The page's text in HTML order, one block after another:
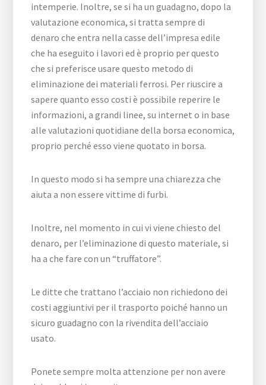
intemperie. Inoltre, se si ha un guadagno, dopo la
valutazione economica, si tratta sempre di
denaro che entra nella casse dell’impresa edile
che ha eseguito i lavori ed è proprio per questo
che si preferisce usare questo metodo di
eliminazione dei materiali ferrosi. Per riuscire a
sapere quanto esso costi è possibile reperire le
informazioni, a grandi linee, su internet o in base
alle valutazioni quotidiane della borsa economica,
proprio perché esso viene quotato in borsa.
In questo modo si ha sempre una chiarezza che
aiuta a non essere vittime di furbi.
Inoltre, nel momento in cui vi viene chiesto del
denaro, per l’eliminazione di questo materiale, si
ha a che fare con un “truffatore”.
Le ditte che trattano l’acciaio non richiedono dei
costi aggiuntivi per il trasporto poiché hanno un
sicuro guadagno con la rivendita dell’acciaio
usato.
Ponete sempre molta attenzione per non avere